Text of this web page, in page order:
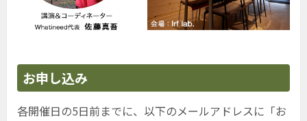
お申し込み
各開催日の5日前までに、以下のメールアドレスに「お